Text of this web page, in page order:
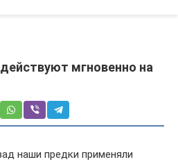
мгновенно на
наши предки применяли